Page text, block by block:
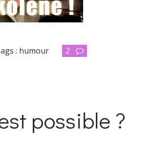
: humour 2
possible ?